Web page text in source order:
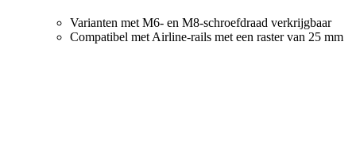
Varianten met M6- en M8-schroefdraad verkrijgbaar
Compatibel met Airline-rails met een raster van 25 mm